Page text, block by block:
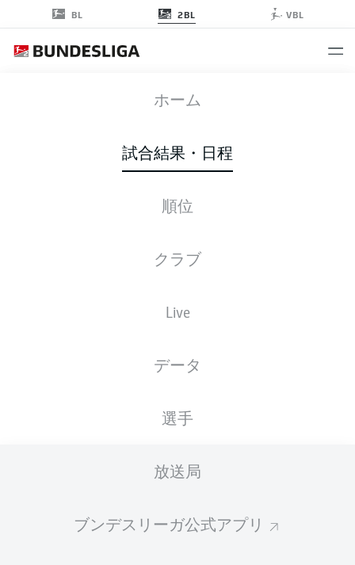
BL 2BL VBL
ホーム
試合結果・日程
順位
クラブ
Live
データ
選手
放送局
ブンデスリーガ公式アプリ
OSN H96
スターティングメンバー